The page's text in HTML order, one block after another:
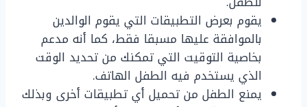
يقوم بعرض التطبيقات التي يقوم الوالدين
بالموافقة عليها مسبقا فقط، كما أنه مدعم
بخاصية التوقيت التي تمكنك من تحديد الوقت
الذي يستخدم فيه الطفل الهاتف.
يمنع الطفل من تحميل أي تطبيقات أخرى وبذلك